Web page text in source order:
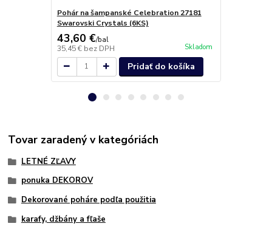
Pohár na šampanské Celebration 27181
Swarovski Crystals (6KS)
43,60 €/bal
35,45 € bez DPH Skladom
Pridať do košíka
Tovar zaradený v kategóriách
LETNÉ ZĽAVY
ponuka DEKOROV
Dekorované poháre podľa použitia
karafy, džbány a fľaše